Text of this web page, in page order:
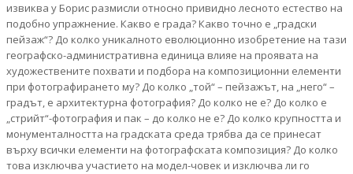
извиква у Борис размисли относно привидно лесното естество на
подобно упражнение. Какво е града? Какво точно е „градски
пейзаж“? До колко уникалното еволюционно изобретение на тази
географско-административна единица влияе на проявата на
художествените похвати и подбора на композиционни елементи
при фотографирането му? До колко „той“ – пейзажът, на „него“ –
градът, е архитектурна фотография? До колко не е? До колко е
„стрийт“-фотография и пак – до колко не е? До колко крупността и
монументалността на градската среда трябва да се принесат
върху всички елементи на фотографската композиция? До колко
това изключва участието на модел-човек и изключва ли го